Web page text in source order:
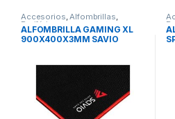
Accesorios,Alfombrillas,
Periféricos
ALFOMBRILLA GAMING XL
900X400X3MM SAVIO